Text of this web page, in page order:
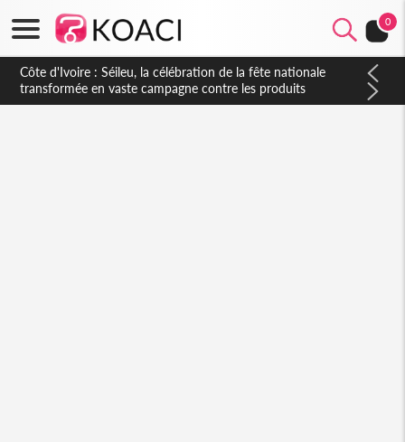
0
Côte d'Ivoire : Séileu, la célébration de la fête nationale
transformée en vaste campagne contre les produits
dépigmentants dangereux